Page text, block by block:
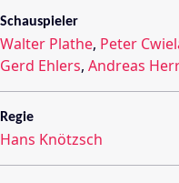
Schauspieler
Walter Plathe, Peter
Gerd Ehlers, Andreas
Regie
Hans Knötzsch